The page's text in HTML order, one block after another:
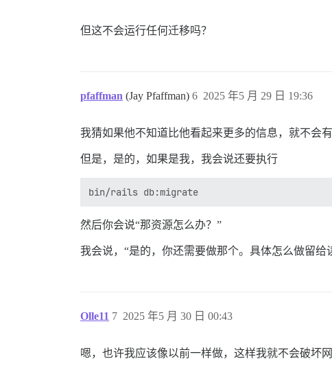
但这不会运行任何迁移吗？
pfaffman (Jay Pfaffman) 2025 年5 月 29 日 19:36
6
我猜如果他不知道比他看起来更多的信息，就不会
但是，是的，如果是我，我会说还要执行
然后你会说“那资源怎么办？”
我会说，“是的，你还需要做那个。具体怎么做留给
Olle11 2025 年5 月 30 日 00:43
7
嗯，也许我应该像以前一样做，这样我就不会破坏网